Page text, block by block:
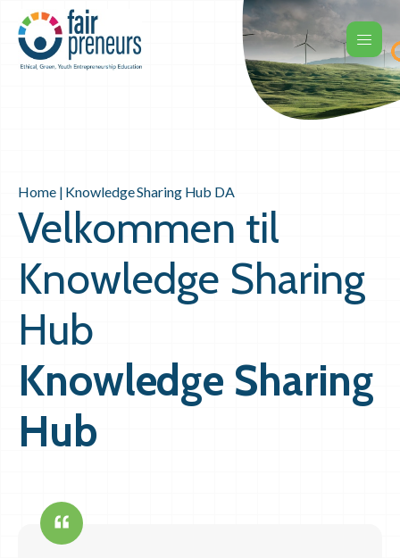
Home| Knowledge Sharing Hub DA
Velkommen til
Knowledge Sharing
Hub
Knowledge Sharing
Hub